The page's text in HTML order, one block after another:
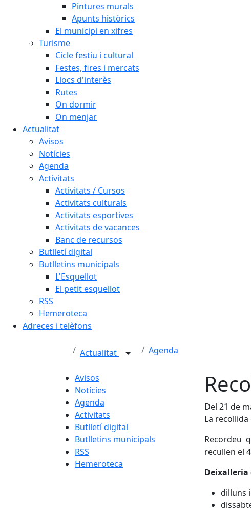
Pintures murals
Apunts històrics
El municipi en xifres
Turisme
Cicle festiu i cultural
Festes, fires i mercats
Llocs d'interès
Rutes
On dormir
On menjar
Actualitat
Avisos
Notícies
Agenda
Activitats
Activitats / Cursos
Activitats culturals
Activitats esportives
Activitats de vacances
Banc de recursos
Butlletí digital
Butlletins municipals
L'Esquellot
El petit esquellot
RSS
Hemeroteca
Adreces i telèfons
Actualitat Agenda
Avisos
Notícies
Agenda
Activitats
Butlletí digital
Butlletins municipals
RSS
Hemeroteca
Del 21 de
La
Recordeu
recullen el
Deixalleria
dilluns